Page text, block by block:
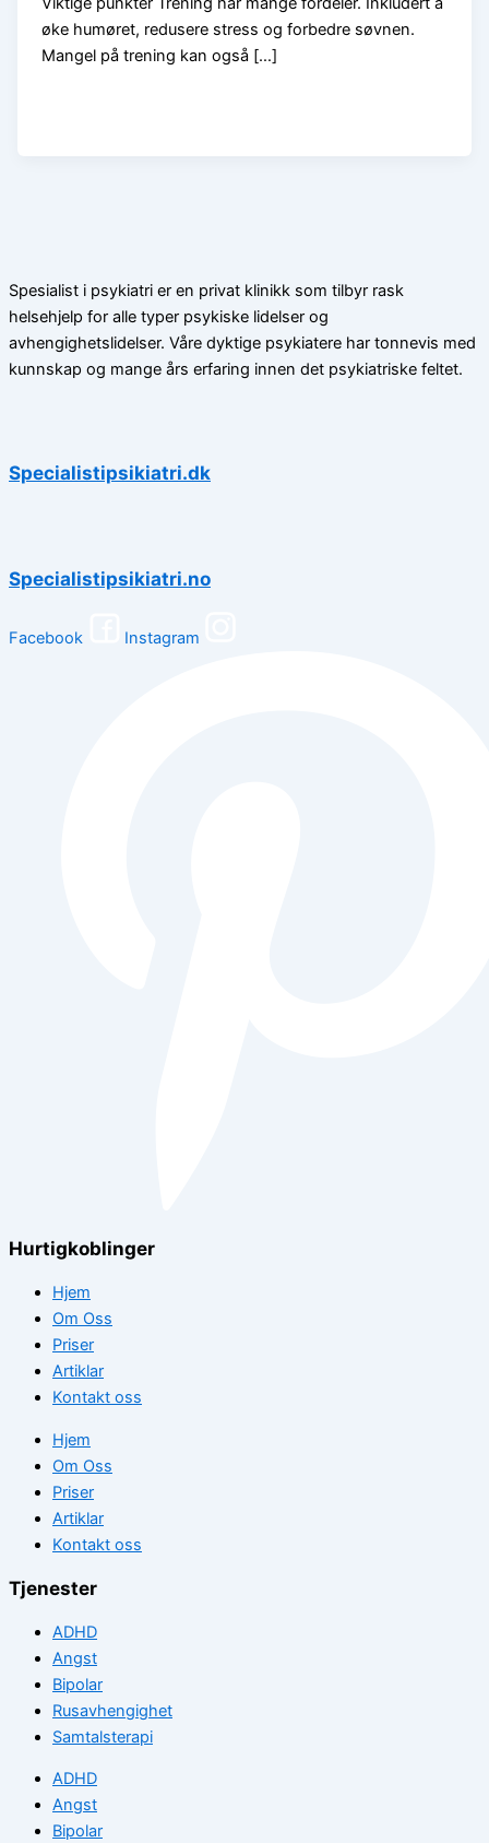
øke humøret, redusere stress og forbedre søvnen.
Mangel på trening kan også […]
Spesialist i psykiatri er en privat klinikk som tilbyr rask
helsehjelp for alle typer psykiske lidelser og
avhengighetslidelser. Våre dyktige psykiatere har tonnevis med
kunnskap og mange års erfaring innen det psykiatriske feltet.
Specialistipsikiatri.dk
Specialistipsikiatri.no
Facebook Instagram
Hurtigkoblinger
Hjem
Om Oss
Priser
Artiklar
Kontakt oss
Hjem
Om Oss
Priser
Artiklar
Kontakt oss
Tjenester
ADHD
Angst
Bipolar
Rusavhengighet
Samtalsterapi
ADHD
Angst
Bipolar